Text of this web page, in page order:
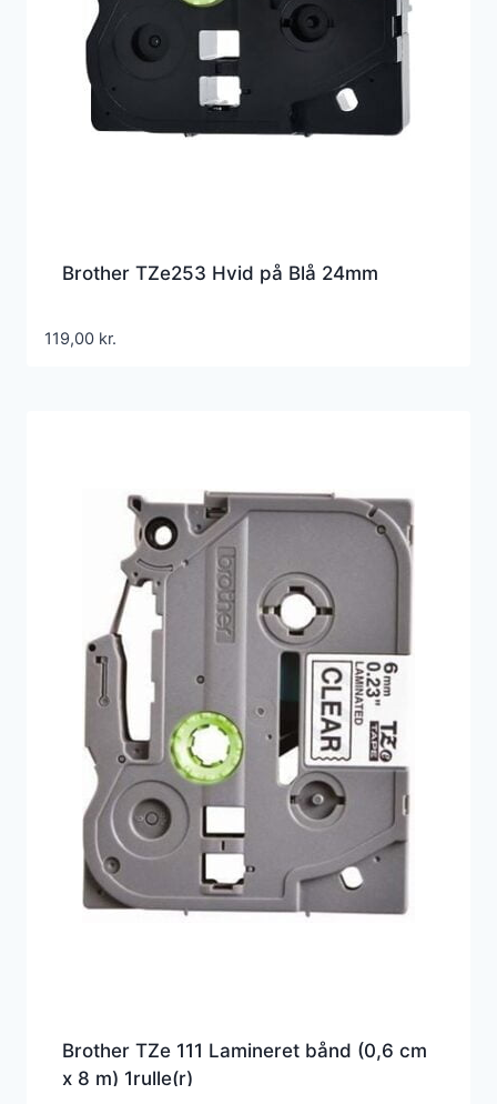
Brother TZe253 Hvid på Blå 24mm
119,00 kr.
Brother TZe 111 Lamineret bånd (0,6 cm
x 8 m) 1rulle(r)